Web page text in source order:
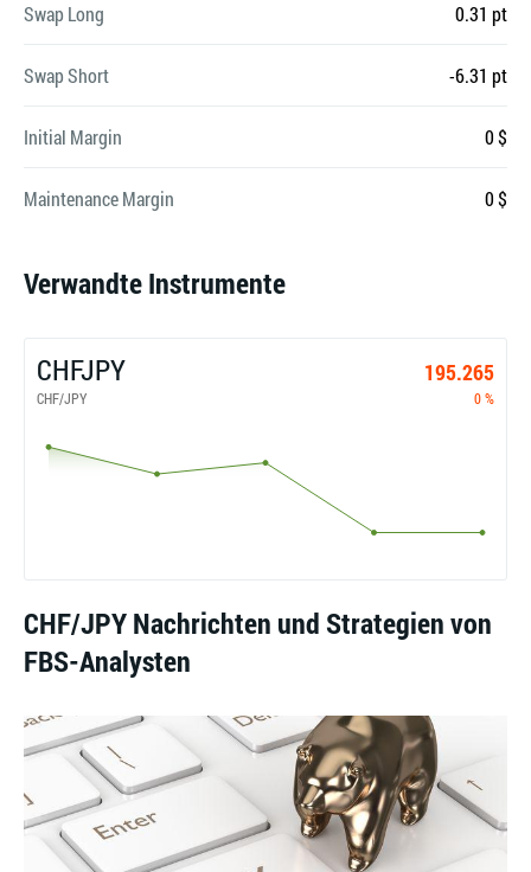
Swap Long 0.31 pt
Swap Short -6.31 pt
Initial Margin 0 $
Maintenance Margin 0 $
Verwandte Instrumente
CHFJPY 195.265
CHF/JPY 0 %
CHF/JPY Nachrichten und Strategien von
FBS-Analysten